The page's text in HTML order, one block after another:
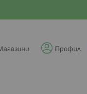
Профил